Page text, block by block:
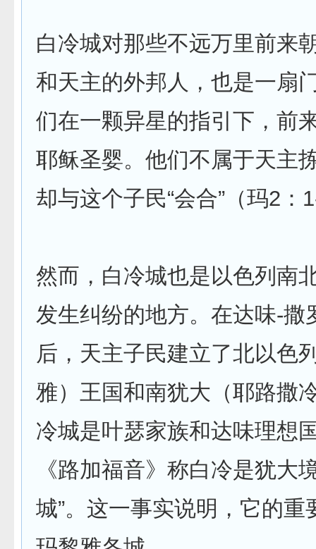
白冷城对那些不远万里前来
和天主的外邦人，也是一扇
们在一颗异星的指引下，前
耶稣圣婴。他们不属于天主
却与这个子民“会合”（玛2：
然而，白冷城也是以色列南
发生纠纷的地方。在达味-撒
后，天主子民建立了北以色
雅）王国和南犹大（耶路撒
冷城是叶瑟家族和达味理想
《路加福音》称白冷是犹大
城”。这一事实说明，它的重